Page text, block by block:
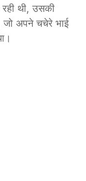
थी, उसकी
जो अपने चचेरे भाई